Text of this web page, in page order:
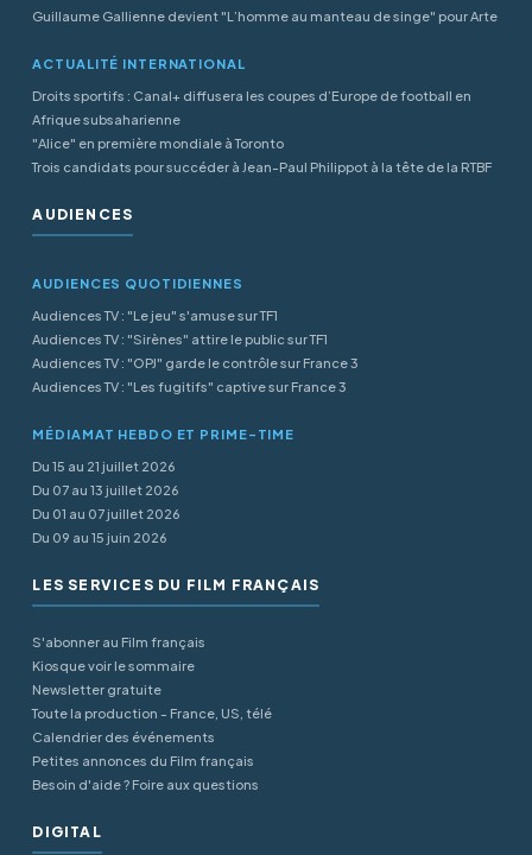
Guillaume Gallienne devient "L’homme au manteau de singe" pour Arte
ACTUALITÉ INTERNATIONAL
Droits sportifs : Canal+ diffusera les coupes d’Europe de football en
Afrique subsaharienne
"Alice" en première mondiale à Toronto
Trois candidats pour succéder à Jean-Paul Philippot à la tête de la RTBF
AUDIENCES
AUDIENCES QUOTIDIENNES
Audiences TV : "Le jeu" s'amuse sur TF1
Audiences TV : "Sirènes" attire le public sur TF1
Audiences TV : "OPJ" garde le contrôle sur France 3
Audiences TV : "Les fugitifs" captive sur France 3
MÉDIAMAT HEBDO ET PRIME-TIME
Du 15 au 21 juillet 2026
Du 07 au 13 juillet 2026
Du 01 au 07 juillet 2026
Du 09 au 15 juin 2026
LES SERVICES DU FILM FRANÇAIS
S'abonner au Film français
Kiosque voir le sommaire
Newsletter gratuite
Toute la production - France, US, télé
Calendrier des événements
Petites annonces du Film français
Besoin d'aide ? Foire aux questions
DIGITAL